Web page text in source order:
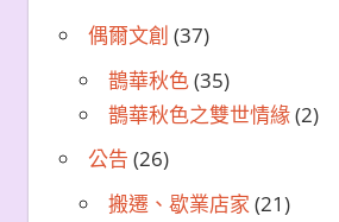
偶爾文創 (37)
鵲華秋色(35)
鵲華秋色之雙世情緣(2)
公告 (26)
搬遷、歇業店家 (21)